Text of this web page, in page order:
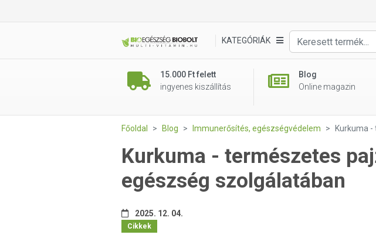
KATEGÓRIÁK
15.000 Ft felett
ingyenes kiszállítás
Blog
Online magazin
Főoldal Blog Immunerősítés, egészségvédelem Kurkuma
Kurkuma - természetes
egészség szolgálatában
2025. 12. 04.
Cikkek